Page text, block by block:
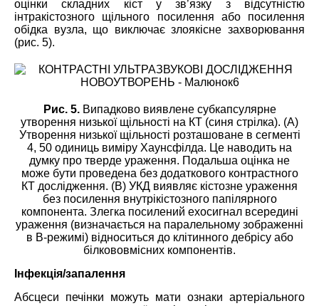
оцінки складних кіст у зв’язку з відсутністю
інтракістозного щільного посилення або посилення
обідка вузла, що виключає злоякісне захворювання
(рис. 5).
Рис. 5.Випадково виявлене субкапсулярне
утворення низької щільності на КТ (синя стрілка). (А)
Утворення низької щільності розташоване в сегменті
4, 50 одиниць виміру Хаунсфілда. Це наводить на
думку про тверде ураження. Подальша оцінка не
може бути проведена без додаткового контрастного
КТ дослідження. (В) УКД виявляє кістозне ураження
без посилення внутрікістозного папілярного
компонента. Злегка посилений ехосигнал всередині
ураження (визначається на паралельному зображенні
в B-режимі) відноситься до клітинного дебрісу або
білкововмісних компонентів.
Інфекція/запалення
Абсцеси печінки можуть мати ознаки артеріального